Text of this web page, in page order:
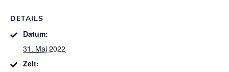
DETAILS
Datum:
31. Mai 2022
Zeit: